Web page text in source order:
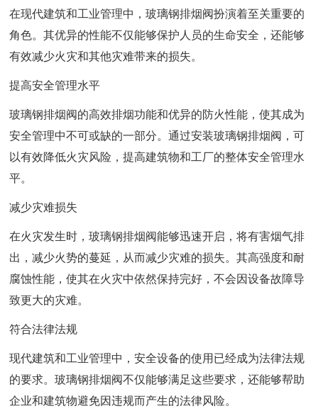
在现代建筑和工业管理中，玻璃钢排烟阀扮演着至关重要的
角色。其优异的性能不仅能够保护人员的生命安全，还能够
有效减少火灾和其他灾难带来的损失。
提高安全管理水平
玻璃钢排烟阀的高效排烟功能和优异的防火性能，使其成为
安全管理中不可或缺的一部分。通过安装玻璃钢排烟阀，可
以有效降低火灾风险，提高建筑物和工厂的整体安全管理水
平。
减少灾难损失
在火灾发生时，玻璃钢排烟阀能够迅速开启，将有害烟气排
出，减少火势的蔓延，从而减少灾难的损失。其高强度和耐
腐蚀性能，使其在火灾中依然保持完好，不会因设备故障导
致更大的灾难。
符合法律法规
现代建筑和工业管理中，安全设备的使用已经成为法律法规
的要求。玻璃钢排烟阀不仅能够满足这些要求，还能够帮助
企业和建筑物避免因违规而产生的法律风险。